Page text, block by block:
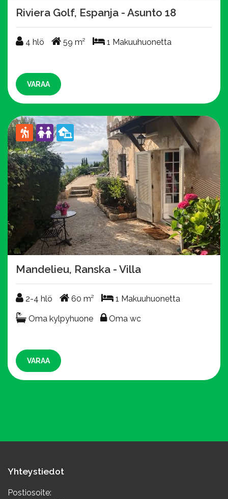
Riviera Golf, Espanja - Asunto 18
4 hlö
4 hlö 59 m²
59 m² 1 Makuuhuonetta
1 Makuuhuonetta
VARAA
Mandelieu, Ranska - Villa
2-4 hlö
2-4 hlö 60 m²
60 m² 1 Makuuhuonetta
1 Makuuhuonetta
Oma kylpyhuone
Oma kylpyhuone Oma wc
Oma wc
VARAA
Yhteystiedot
Postiosoite: